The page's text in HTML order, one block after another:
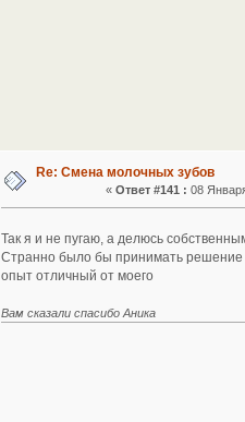
Re: Смена молочных зубов
« Ответ #141 : 08
Так я и не пугаю, а делюсь
Странно было бы принимать решение
опыт отличный от моего
Вам сказали спасибо Аника